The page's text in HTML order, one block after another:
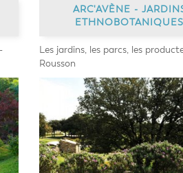
ARC'AVÈNE -
ETHNOBOTANIQUES
Les jardins, les parcs, les
Rousson